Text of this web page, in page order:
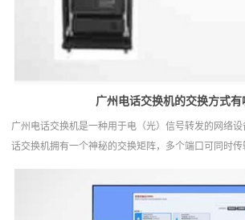
广州电话交换机‍的交换方式有
广州电话交换机是一种用于电（光）信号转发的网络
话交换机拥有一个神秘的交换矩阵，多个端口可同时